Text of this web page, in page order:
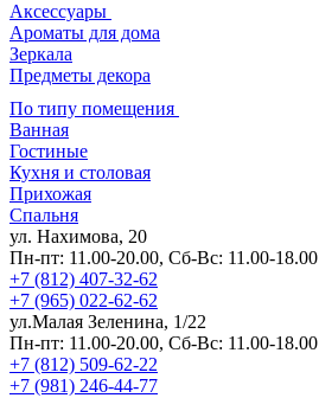
Аксессуары
Ароматы для дома
Зеркала
Предметы декора
По типу помещения
Ванная
Гостиные
Кухня и столовая
Прихожая
Спальня
ул. Нахимова, 20
Пн-пт: 11.00-20.00, Сб-Вс: 11.00-18.00
+7 (812) 407-32-62
+7 (965) 022-62-62
ул.Малая Зеленина, 1/22
Пн-пт: 11.00-20.00, Сб-Вс: 11.00-18.00
+7 (812) 509-62-22
+7 (981) 246-44-77